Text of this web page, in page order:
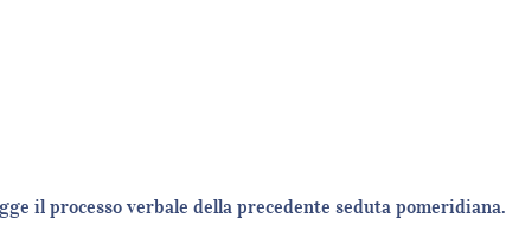
Paolo
il processo verbale della precedente seduta pomeridiana.